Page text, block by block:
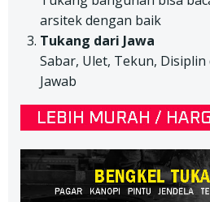
arsitek dengan baik
Tukang dari Jawa
Sabar, Ulet, Tekun,
Jawab